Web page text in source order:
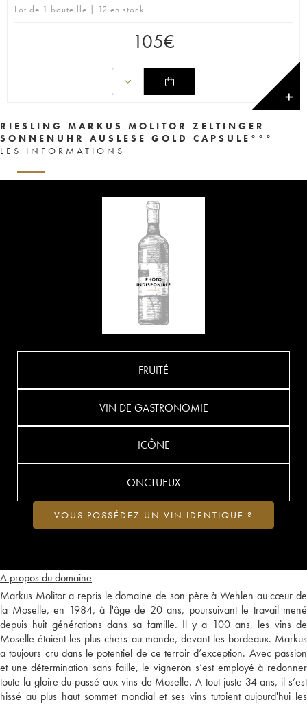
Lot de 1 bouteille | 12 en stock
105€
✕
RIESLING MARKUS MOLITOR ZELTINGER
SONNENUHR AUSLESE GOLD CAPSULE°°°
LES INFORMATIONS
A propos du domaine
Markus Molitor a repris le domaine de son père à Wehlen au cœur de
la Moselle, en 1984, à l'âge de 20 ans, poursuivant le travail mené
depuis huit générations dans sa famille. Il y a 100 ans, les vins de
Moselle étaient les plus chers au monde, devant les bordeaux. Markus
a toujours cru dans le potentiel de ce terroir d’exception. Avec passion
et une détermination sans faille, le vigneron s’est employé à redonner
toute la gloire du passé aux vins de Moselle. A tout juste 34 ans, il s’est
hissé au plus haut sommet mondial et ses vins tutoient aujourd'hui les
FRUITÉ
VIN DE GASTRONOMIE
ICÔNE
ONCTUEUX
VOUS POSSÉDEZ UN VIN IDENTIQUE ?